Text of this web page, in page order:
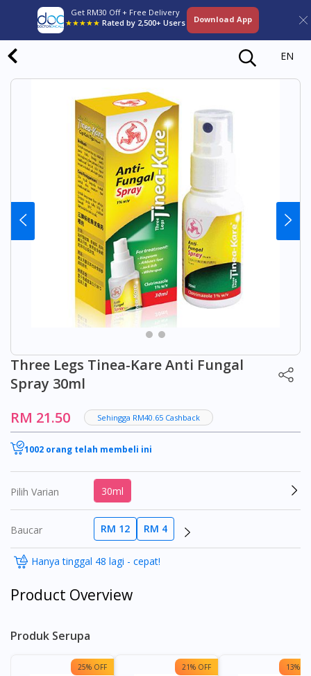
Get RM30 Off + Free Delivery
★★★★★ Rated by 2,500+ Users Download App
EN
Three Legs Tinea-Kare Anti Fungal
Spray 30ml
RM 21.50
Sehingga RM40.65 Cashback
1002 orang telah membeli ini
Pilih Varian 30ml
Baucar RM 12 RM 4
Hanya tinggal 48 lagi - cepat!
Product Overview
Produk Serupa
25% OFF 21% OFF 13%